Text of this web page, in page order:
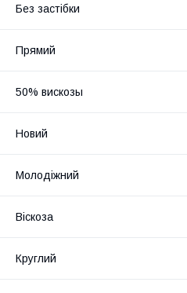
Без застібки
Прямий
50% вискозы
Новий
Молодіжний
Віскоза
Круглий